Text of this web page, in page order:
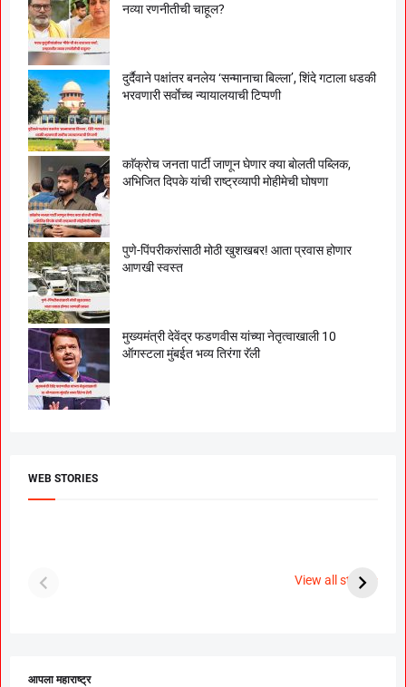
नव्या रणनीतीची चाहूल?
दुर्दैवाने पक्षांतर बनलेय ‘सन्मानाचा बिल्ला’, शिंदे गटाला धडकी
भरवणारी सर्वाेच्च न्यायालयाची टिप्पणी
काॅक्राेच जनता पार्टी जाणून घेणार क्या बाेलती पब्लिक,
अभिजित दिपके यांची राष्ट्रव्यापी माेहीमेची घाेषणा
पुणे-पिंपरीकरांसाठी मोठी खुशखबर! आता प्रवास होणार
आणखी स्वस्त
मुख्यमंत्री देवेंद्र फडणवीस यांच्या नेतृत्वाखाली 10
ऑगस्टला मुंबईत भव्य तिरंगा रॅली
WEB STORIES
View all stories
पूजा सावंत ने गुपचूप
आपला महाराष्ट्र